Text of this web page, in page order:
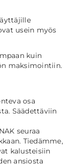
usein myös
kuin
maksimointiin.
osa
Säädettäviin
seuraa
Tiedämme,
kalusteisiin
ansiosta